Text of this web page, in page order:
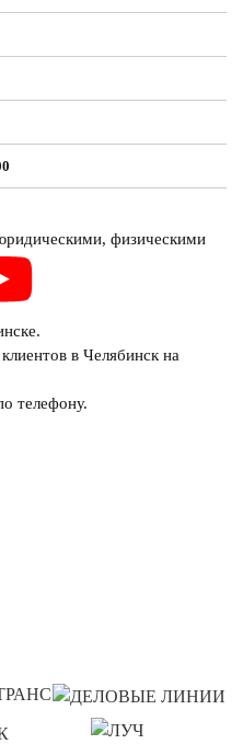
физическими
в Челябинск на
телефону.